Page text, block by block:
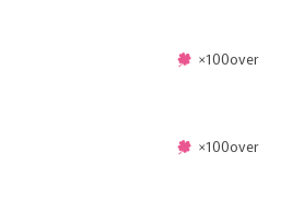
×100over
×100over